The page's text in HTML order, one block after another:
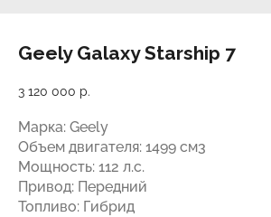
Geely Galaxy Starship 7
3 120 000 р.
Марка: Geely
Объем двигателя: 1499 см3
Мощность: 112 л.с.
Привод: Передний
Топливо: Гибрид